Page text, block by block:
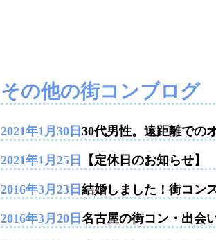
その他の街コンブログ
2021年1月30日 30代男性。遠距離での
2021年1月25日 【定休日のお知らせ】
2016年3月23日 結婚しました！街コン
2016年3月20日 名古屋の街コン・出会